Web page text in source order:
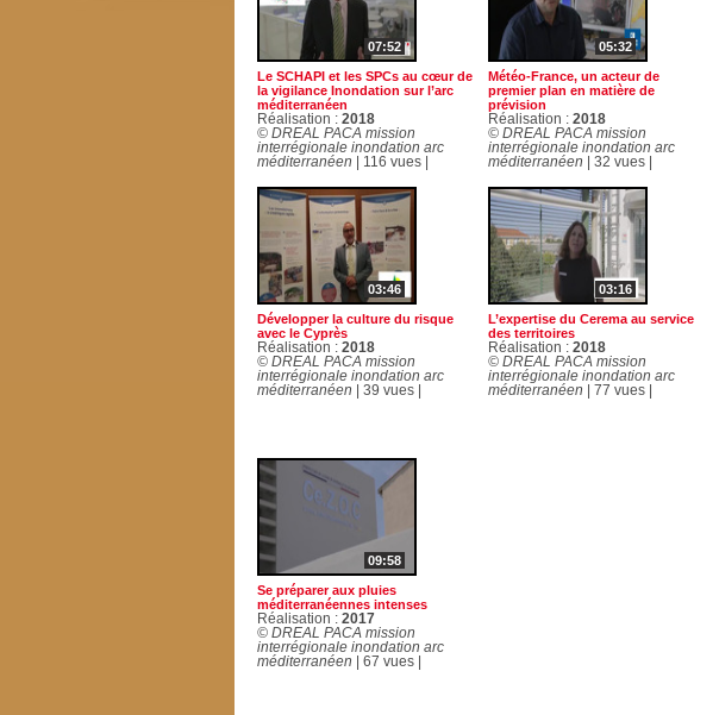
07:52
Le SCHAPI et les SPCs au cœur de
la vigilance Inondation sur l’arc
méditerranéen
Réalisation : 2018
© DREAL PACA mission
interrégionale inondation arc
méditerranéen | 116 vues |
05:32
Météo-France, un acteur de
premier plan en matière de
prévision
Réalisation : 2018
© DREAL PACA mission
interrégionale inondation arc
méditerranéen | 32 vues |
03:46
Développer la culture du risque
avec le Cyprès
Réalisation : 2018
© DREAL PACA mission
interrégionale inondation arc
méditerranéen | 39 vues |
03:16
L’expertise du Cerema au service
des territoires
Réalisation : 2018
© DREAL PACA mission
interrégionale inondation arc
méditerranéen | 77 vues |
09:58
Se préparer aux pluies
méditerranéennes intenses
Réalisation : 2017
© DREAL PACA mission
interrégionale inondation arc
méditerranéen | 67 vues |